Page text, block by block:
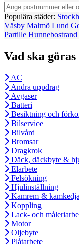
Populära städer:
Väsby Malmö Lund
Partille Hunnebostrand
Vad ska
AC
Andra uppdrag
Avgaser
Batteri
Besiktning och
Bilservice
Bilvård
Bromsar
Dragkrok
Däck, däckbyte &
Elarbete
Felsökning
Hjulinställning
Kamrem & kamkedja
Koppling
Lack- och
Motor
Oljebyte
Plåtarbete